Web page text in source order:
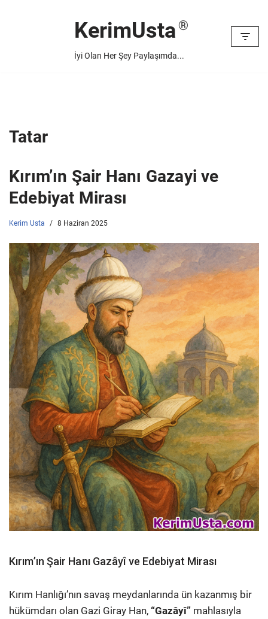
KerimUsta
İyi Olan Her Şey Paylaşımda...
Tatar
Kırım’ın Şair Hanı Gazayi ve
Edebiyat Mirası
Kerim Usta 8 Haziran 2025
Kırım’ın Şair Hanı Gazâyî ve Edebiyat Mirası
Kırım Hanlığı’nın savaş meydanlarında ün kazanmış bir
hükümdarı olan Gazi Giray Han, “Gazâyî” mahlasıyla